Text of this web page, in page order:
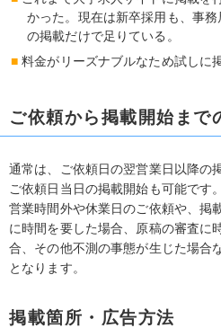
かった。現在は新卒採用も、事
の掲載だけで足りている。
料金がリーズナブルなため試しに
ご依頼から掲載開始まで
通常は、ご依頼日の翌営業日以降の
ご依頼日当日の掲載開始も可能です。
営業時間外や休業日のご依頼や、掲
に時間を要した場合、原稿の審査に
合、その他不測の事態が生じた場合
となります。
掲載箇所・広告方法